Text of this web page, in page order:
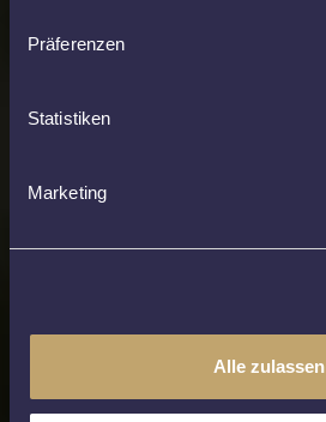
Präferenzen
Statistiken
Marketing
Alle zulassen